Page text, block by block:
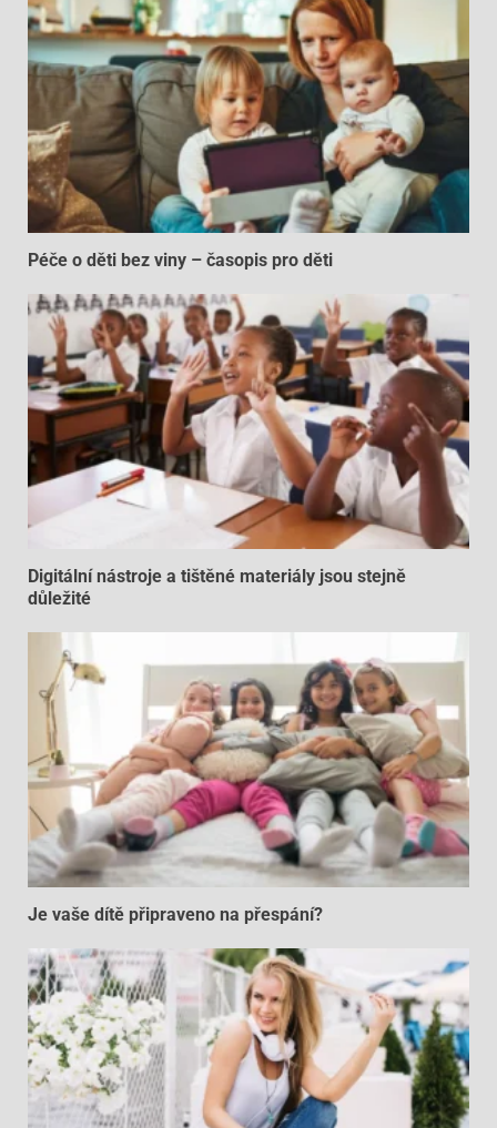
Péče o děti bez viny – časopis pro děti
Digitální nástroje a tištěné materiály jsou stejně
důležité
Je vaše dítě připraveno na přespání?